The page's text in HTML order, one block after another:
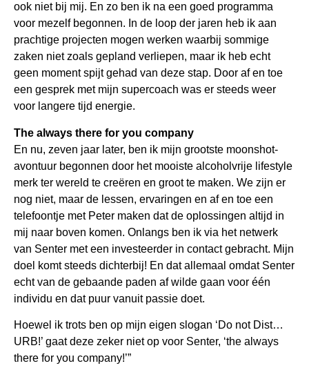
ook niet bij mij. En zo ben ik na een goed programma
voor mezelf begonnen. In de loop der jaren heb ik aan
prachtige projecten mogen werken waarbij sommige
zaken niet zoals gepland verliepen, maar ik heb echt
geen moment spijt gehad van deze stap. Door af en toe
een gesprek met mijn supercoach was er steeds weer
voor langere tijd energie.
The always there for you company
En nu, zeven jaar later, ben ik mijn grootste moonshot-
avontuur begonnen door het mooiste alcoholvrije lifestyle
merk ter wereld te creëren en groot te maken. We zijn er
nog niet, maar de lessen, ervaringen en af en toe een
telefoontje met Peter maken dat de oplossingen altijd in
mij naar boven komen. Onlangs ben ik via het netwerk
van Senter met een investeerder in contact gebracht. Mijn
doel komt steeds dichterbij! En dat allemaal omdat Senter
echt van de gebaande paden af wilde gaan voor één
individu en dat puur vanuit passie doet.
Hoewel ik trots ben op mijn eigen slogan ‘Do not Dist…
URB!’ gaat deze zeker niet op voor Senter, ‘the always
there for you company!’”